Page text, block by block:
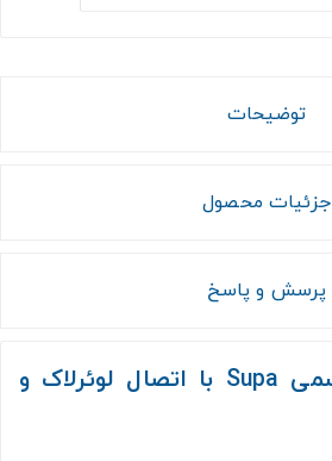
توضیحات
جزئیات محصول
پرسش و پاسخ
اسکالپ وین تالاسمی Supa با اتصال لوئرلاک و